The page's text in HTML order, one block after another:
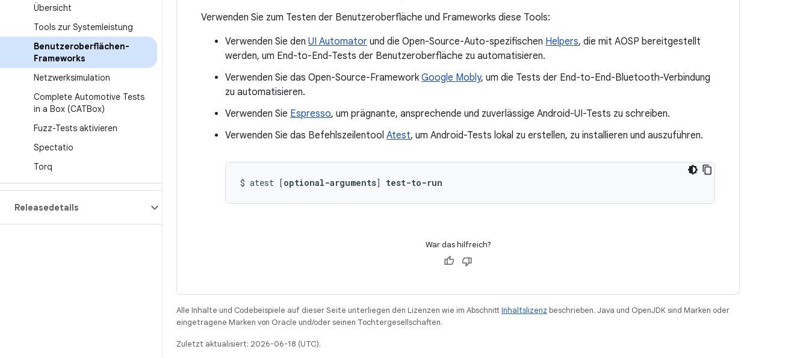
Übersicht
Tools zur Systemleistung
Benutzeroberflächen-
Frameworks
Netzwerksimulation
Complete Automotive Tests
in a Box (CATBox)
Fuzz-Tests aktivieren
Spectatio
Torq
Releasedetails
Verwenden Sie zum Testen der Benutzeroberfläche und Frameworks diese Tools:
Verwenden Sie den UI Automator und die Open-Source-Auto-spezifischen Helpers, die mit AOSP bereitgestellt
werden, um End-to-End-Tests der Benutzeroberfläche zu automatisieren.
Verwenden Sie das Open-Source-Framework Google Mobly, um die Tests der End-to-End-Bluetooth-Verbindung
zu automatisieren.
Verwenden Sie Espresso, um prägnante, ansprechende und zuverlässige Android-UI-Tests zu schreiben.
Verwenden Sie das Befehlszeilentool Atest, um Android-Tests lokal zu erstellen, zu installieren und auszuführen.
$ atest [optional-arguments] test-to-run
War das hilfreich?
Alle Inhalte und Codebeispiele auf dieser Seite unterliegen den Lizenzen wie im AbschnittInhaltslizenz beschrieben. Java und OpenJDK sind Marken oder
eingetragene Marken von Oracle und/oder seinen Tochtergesellschaften.
Zuletzt aktualisiert: 2026-06-18 (UTC).